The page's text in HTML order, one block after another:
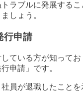
ラブルに発展する
しょう。
行申請
ている方が知ってお
申請」です。
員が退職したこと